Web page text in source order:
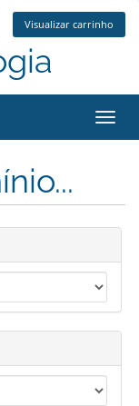
Visualizar carrinho